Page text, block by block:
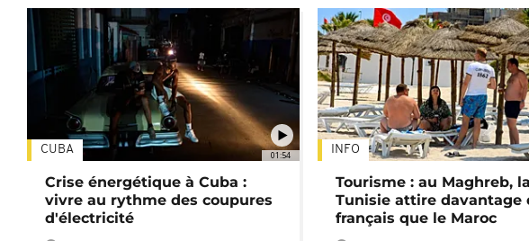
01:54
CUBA
Crise énergétique à Cuba :
vivre au rythme des coupures
d'électricité
INFO
Tourisme : au Maghreb, la
Tunisie attire davantage
français que le Maroc